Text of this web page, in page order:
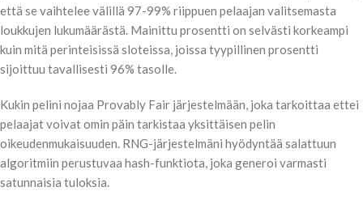
että se vaihtelee välillä 97-99% riippuen pelaajan valitsemasta
loukkujen lukumäärästä. Mainittu prosentti on selvästi korkeampi
kuin mitä perinteisissä sloteissa, joissa tyypillinen prosentti
sijoittuu tavallisesti 96% tasolle.
Kukin pelini nojaa Provably Fair järjestelmään, joka tarkoittaa ettei
pelaajat voivat omin päin tarkistaa yksittäisen pelin
oikeudenmukaisuuden. RNG-järjestelmäni hyödyntää salattuun
algoritmiin perustuvaa hash-funktiota, joka generoi varmasti
satunnaisia tuloksia.